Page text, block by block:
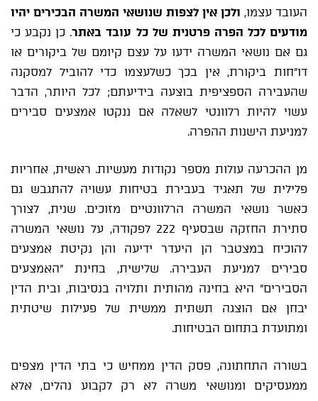
העובד עצמו, ולכן אין לצפות שנושאי המשרה הבכירים יהיו
מודעים לכל הפרה פרטנית של כל עובד באתר. כן נקבע כי
גם אם נושאי המשרה ידעו על עצם קיומם של ביקורים או
דו"חות ביקורת, אין בכך כשלעצמו כדי להוביל למסקנה
שהעבירה הספציפית בוצעה בידיעתם; לכל היותר, הדבר
עשוי להיות רלוונטי לשאלה אם ננקטו אמצעים סבירים
למניעת הישנות ההפרה.
מן ההכרעה עולות מספר נקודות מעשיות. ראשית, אחריות
פלילית של תאגיד בעבירת בטיחות עשויה להתגבש גם
כאשר נושאי המשרה הרלוונטיים מזוכים. שנית, לצורך
סתירת החזקה שבסעיף 222 לפקודה, על נושאי המשרה
להוכיח במצטבר הן היעדר ידיעה והן נקיטת אמצעים
סבירים למניעת העבירה. שלישית, בחינת "האמצעים
הסבירים" היא בחינה מהותית ותלויה בנסיבות, ובית הדין
יבחן אם הוצגה תשתית ממשית של פעילות שיטתית
ומתועדת בתחום הבטיחות.
בשורה התחתונה, פסק הדין ממחיש כי בתי הדין מצפים
ממעסיקים ומנושאי משרה לא רק לקבוע נהלים, אלא